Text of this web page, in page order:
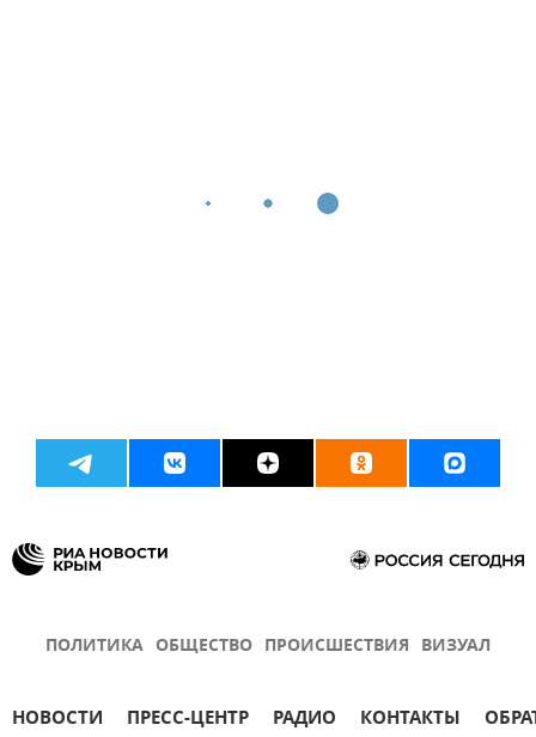
ПОЛИТИКА ОБЩЕСТВО ПРОИСШЕСТВИЯ ВИЗУАЛ
НОВОСТИ ПРЕСС-ЦЕНТР РАДИО КОНТАКТЫ